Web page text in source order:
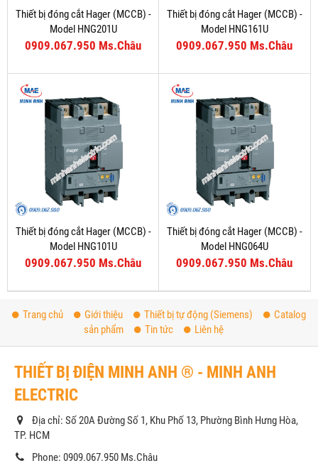
Thiết bị đóng cắt Hager (MCCB) -
Model HNG201U
0909.067.950 Ms.Châu
Thiết bị đóng cắt Hager (MCCB) -
Model HNG161U
0909.067.950 Ms.Châu
Thiết bị đóng cắt Hager (MCCB) -
Model HNG101U
0909.067.950 Ms.Châu
Thiết bị đóng cắt Hager (MCCB) -
Model HNG064U
0909.067.950 Ms.Châu
Trang chủ Giới thiệu Thiết bị tự động (Siemens)
Catalog
sản phẩm
Tin tức Liên hệ
THIẾT BỊ ĐIỆN MINH ANH ® - MINH ANH
ELECTRIC
Địa chỉ: Số 20A Đường Số 1, Khu Phố 13, Phường Bình Hưng Hòa,
TP. HCM
Phone: 0909.067.950 Ms.Châu